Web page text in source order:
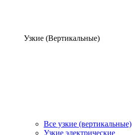
Узкие (Вертикальные)
Все узкие (вертикальные)
Узкие электрические